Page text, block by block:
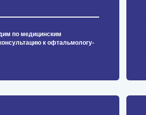
по медицинским
к офтальмологу-